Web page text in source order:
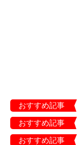
おすすめ記事
おすすめ記事
おすすめ記事